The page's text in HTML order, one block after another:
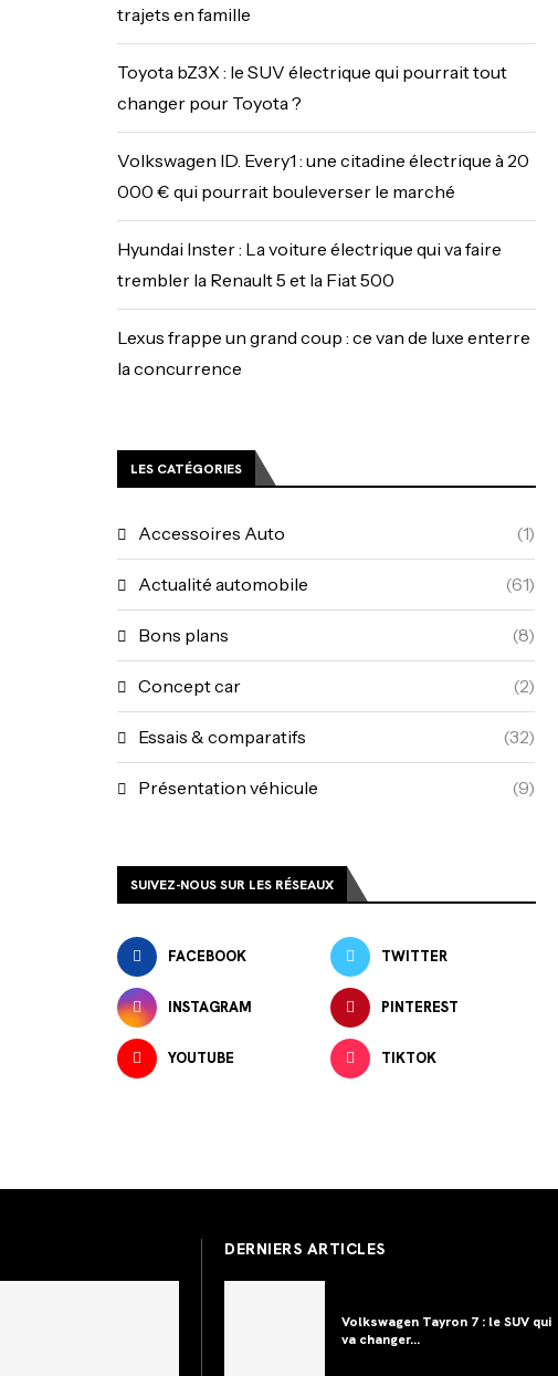
trajets en famille
Toyota bZ3X : le SUV électrique qui pourrait tout
changer pour Toyota ?
Volkswagen ID. Every1 : une citadine électrique à 20
000 € qui pourrait bouleverser le marché
Hyundai Inster : La voiture électrique qui va faire
trembler la Renault 5 et la Fiat 500
Lexus frappe un grand coup : ce van de luxe enterre
la concurrence
LES CATÉGORIES
Accessoires Auto (1)
Actualité automobile (61)
Bons plans (8)
Concept car (2)
Essais & comparatifs (32)
Présentation véhicule (9)
SUIVEZ-NOUS SUR LES RÉSEAUX
FACEBOOK TWITTER
INSTAGRAM PINTEREST
YOUTUBE TIKTOK
DERNIERS ARTICLES
Volkswagen Tayron 7 : le SUV qui
va changer...